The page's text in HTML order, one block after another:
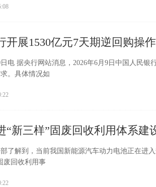
开展1530亿元7天期逆回购操作
据央行网站消息，2026年6月9日中国人民银
。具体情况如
“新三样”固废回收利用体系建
解到，当前我国新能源汽车动力电池正在进入
废回收利用事